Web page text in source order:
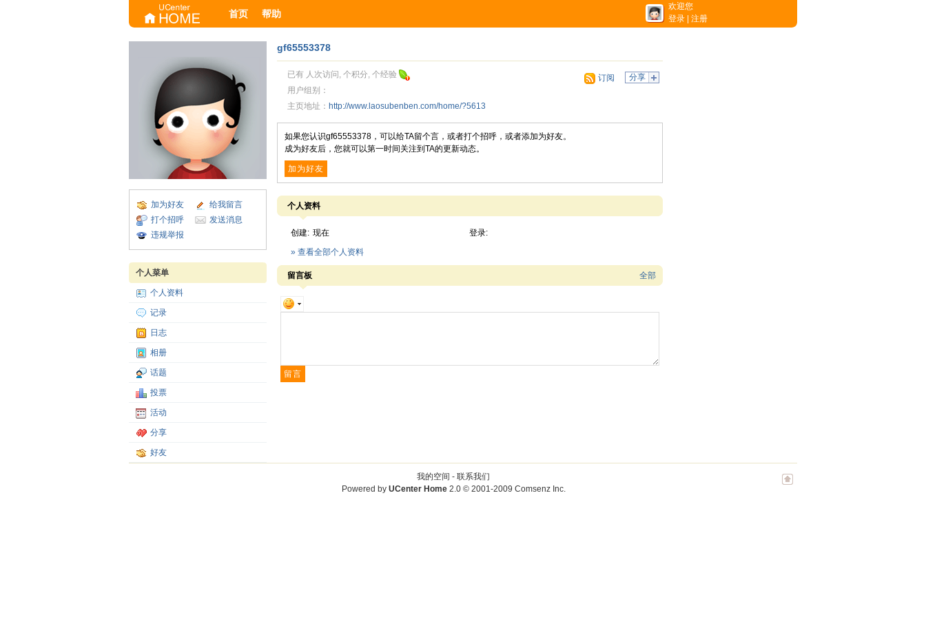
首页 帮助
欢迎您
登录
注册
加为好友
给我留言
打个招呼
发送消息
违规举报
个人菜单
个人资料
记录
日志
相册
话题
投票
活动
分享
好友
gf65553378
分享
订阅
已有 人次访问, 个积分, 个经验
用户组别：
主页地址： http://www.laosubenben.com/home/?5613
如果您认识gf65553378，可以给TA留个言，或者打个招呼，或者添加为好友。
成为好友后，您就可以第一时间关注到TA的更新动态。
加为好友
个人资料
创建: 现在
登录:
» 查看全部个人资料
全部
留言板
我的空间 - 联系我们
Powered by UCenter Home 2.0© 2001-2009 Comsenz Inc.